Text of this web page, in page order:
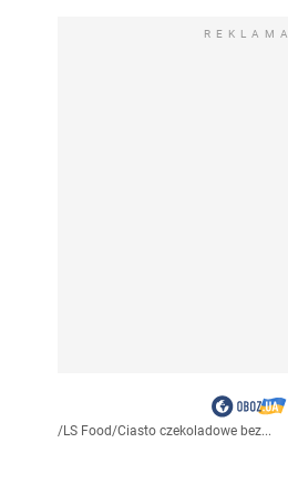
REKLAMA
/LS Food/Ciasto czekoladowe bez...